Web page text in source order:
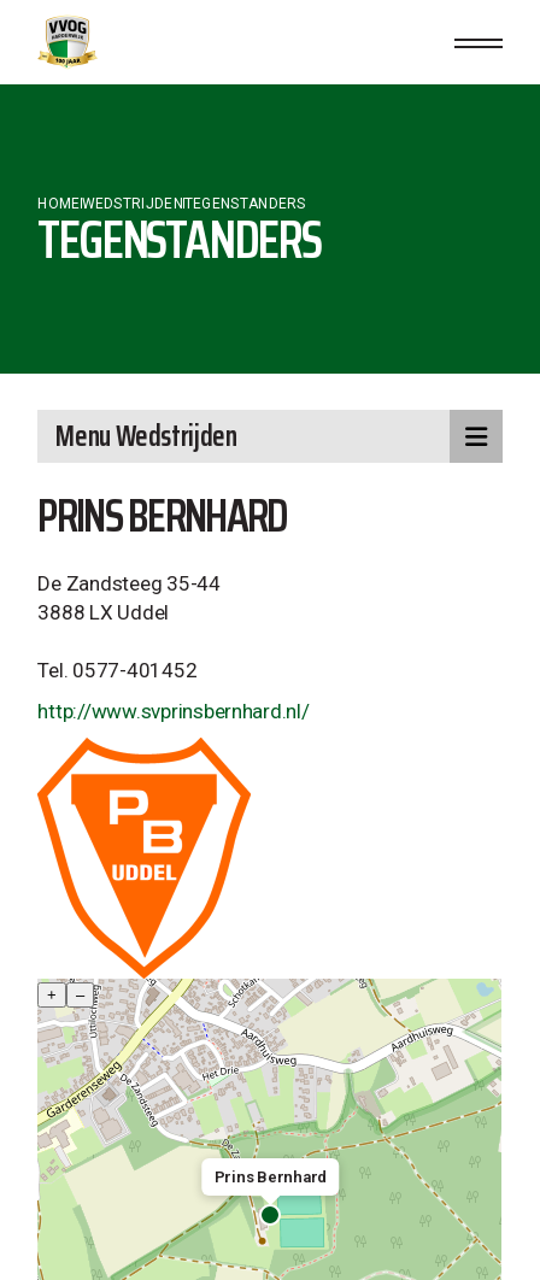
content
HOMEWEDSTRIJDEN TEGENSTANDERS
TEGENSTANDERS
PRINS BERNHARD
De Zandsteeg 35-44
3888 LX Uddel
Tel. 0577-401452
http://www.svprinsbernhard.nl/
Prins Bernhard
+ –
Menu Wedstrijden